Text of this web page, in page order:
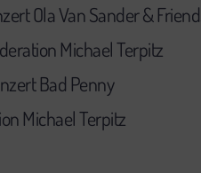
Ola Van Sander &
Michael Terpitz
Bad Penny
Michael Terpitz